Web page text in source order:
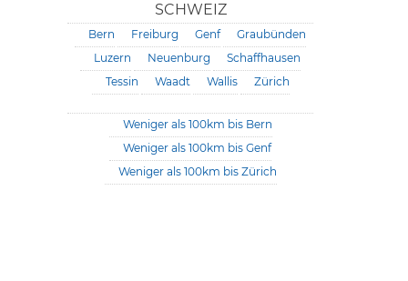
SCHWEIZ
Bern Freiburg Genf
Graubünden
Luzern
Neuenburg
Schaffhausen
Tessin
Waadt Wallis Zürich
Weniger als 100km bis Bern
Weniger als 100km bis Genf
Weniger als 100km bis Zürich